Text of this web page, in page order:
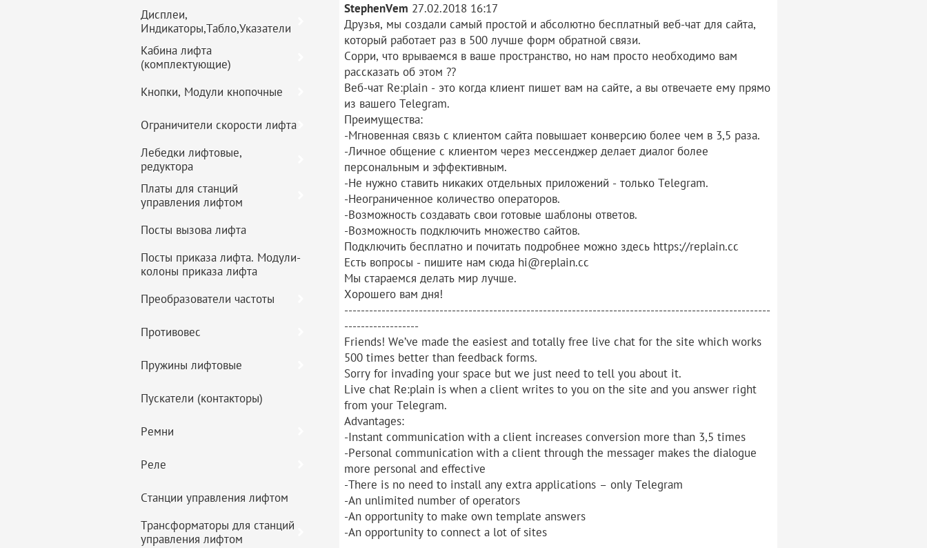
Дисплеи,
Индикаторы,Табло,Указатели
Кабина лифта
(комплектующие)
Кнопки, Модули кнопочные
Ограничители скорости лифта
Лебедки лифтовые,
редуктора
Платы для станций
управления лифтом
Посты вызова лифта
Посты приказа лифта. Модули-
колоны приказа лифта
Преобразователи частоты
Противовес
Пружины лифтовые
Пускатели (контакторы)
Ремни
Реле
Станции управления лифтом
Трансформаторы для станций
управления лифтом
StephenVem 27.02.2018 16:17
Друзья, мы создали самый простой и абсолютно бесплатный веб-чат для сайта,
который работает раз в 500 лучше форм обратной связи.
Сорри, что врываемся в ваше пространство, но нам просто необходимо вам
рассказать об этом ??
Веб-чат Re:plain - это когда клиент пишет вам на сайте, а вы отвечаете ему прямо
из вашего Telegram.
Преимущества:
-Мгновенная связь с клиентом сайта повышает конверсию более чем в 3,5 раза.
-Личное общение с клиентом через мессенджер делает диалог более
персональным и эффективным.
-Не нужно ставить никаких отдельных приложений - только Telegram.
-Неограниченное количество операторов.
-Возможность создавать свои готовые шаблоны ответов.
-Возможность подключить множество сайтов.
Подключить бесплатно и почитать подробнее можно здесь https://replain.cc
Есть вопросы - пишите нам сюда hi@replain.cc
Мы стараемся делать мир лучше.
Хорошего вам дня!
-------------------------------------------------------------------------------------------------------
------------------
Friends! We’ve made the easiest and totally free live chat for the site which works
500 times better than feedback forms.
Sorry for invading your space but we just need to tell you about it.
Live chat Re:plain is when a client writes to you on the site and you answer right
from your Telegram.
Advantages:
-Instant communication with a client increases conversion more than 3,5 times
-Personal communication with a client through the messager makes the dialogue
more personal and effective
-There is no need to install any extra applications – only Telegram
-An unlimited number of operators
-An opportunity to make own template answers
-An opportunity to connect a lot of sites